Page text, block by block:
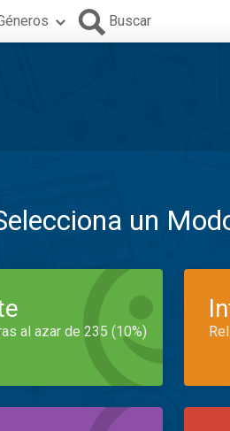
Buscar
un
al azar de 235 (10%)